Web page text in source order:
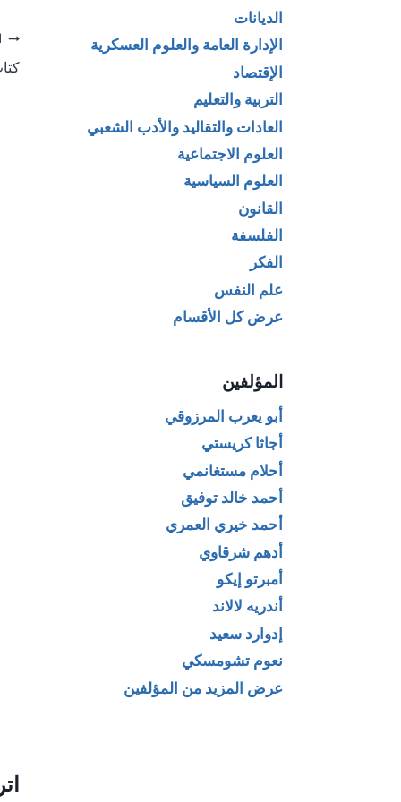
هل تسمح لي أن
احبك؟ _ زينب علي
البحراني
الديانات
الإدارة العامة والعلوم العسكرية
الإقتصاد
التربية والتعليم
العادات والتقاليد والأدب الشعبي
العلوم الاجتماعية
العلوم السياسية
القانون
الفلسفة
الفكر
علم النفس
عرض كل الأقسام
المؤلفين
أبو يعرب المرزوقي
أجاثا كريستي
أحلام مستغانمي
أحمد خالد توفيق
أحمد خيري العمري
أدهم شرقاوي
أمبرتو إيكو
أندريه لالاند
إدوارد سعيد
نعوم تشومسكي
عرض المزيد من المؤلفين